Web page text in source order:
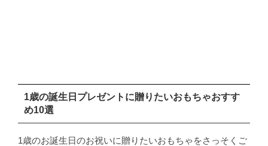
1歳の誕生日プレゼントに贈りたいおもちゃおすす
め10選
1歳のお誕生日のお祝いに贈りたいおもちゃをさっそくご